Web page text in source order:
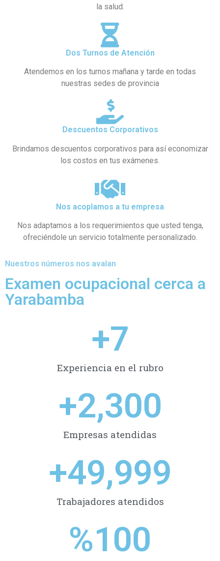
la salud.
Dos Turnos de Atención
Atendemos en los turnos mañana y tarde en todas
nuestras sedes de provincia
Descuentos Corporativos
Brindamos descuentos corporativos para así economizar
los costos en tus exámenes.
Nos acoplamos a tu empresa
Nos adaptamos a los requerimientos que usted tenga,
ofreciéndole un servicio totalmente personalizado.
Nuestros números nos avalan
Examen ocupacional cerca a
Yarabamba
Experiencia en el rubro
+7
Empresas atendidas
+2,300
Trabajadores atendidos
+49,999
%100